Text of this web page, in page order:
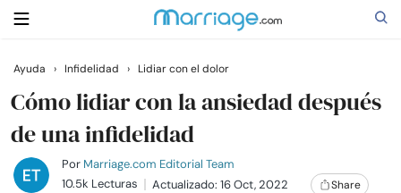
Buscar
Casarse
Ayuda › Infidelidad › Lidiar con el dolor
Cómo lidiar con la ansiedad después
de una infidelidad
Por Marriage.com Editorial Team
10.5k Lecturas
Actualizado: 16 Oct, 2022 Share